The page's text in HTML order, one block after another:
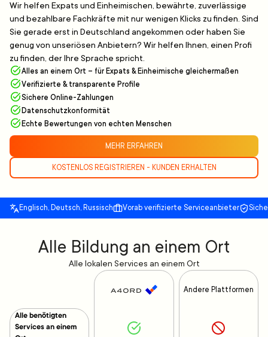
Wir helfen Expats und Einheimischen, bewährte, zuverlässige
und bezahlbare Fachkräfte mit nur wenigen Klicks zu finden. Sind
Sie gerade erst in Deutschland angekommen oder haben Sie
genug von unseriösen Anbietern? Wir helfen Ihnen, einen Profi
zu finden, der Ihre Sprache spricht.
Alles an einem Ort – für Expats & Einheimische gleichermaßen
Verifizierte & transparente Profile
Sichere Online-Zahlungen
Datenschutzkonformität
Echte Bewertungen von echten Menschen
MEHR ERFAHREN
KOSTENLOS REGISTRIEREN - KUNDEN ERHALTEN
Englisch, Deutsch, Russisch Vorab verifizierte Serviceanbieter
Alle Bildung an einem Ort
Alle lokalen Services an einem Ort
Alle benötigten
Services an einem
Andere Plattformen